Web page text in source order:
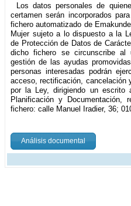
Los datos personales de
certamen serán incorporados
fichero automatizado de
Mujer sujeto a lo dispuesto a la
de Protección de Datos de
dicho fichero se circunscribe
gestión de las ayudas
personas interesadas podrán
acceso, rectificación, cancelación
por la Ley, dirigiendo un escrito
Planificación y Documentación,
fichero: calle Manuel Iradier, 36;
Análisis documental